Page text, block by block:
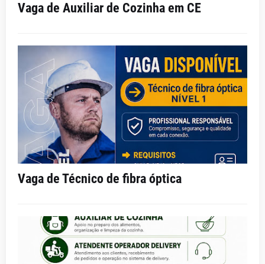
Vaga de Auxiliar de Cozinha em CE
Vaga de Técnico de fibra óptica